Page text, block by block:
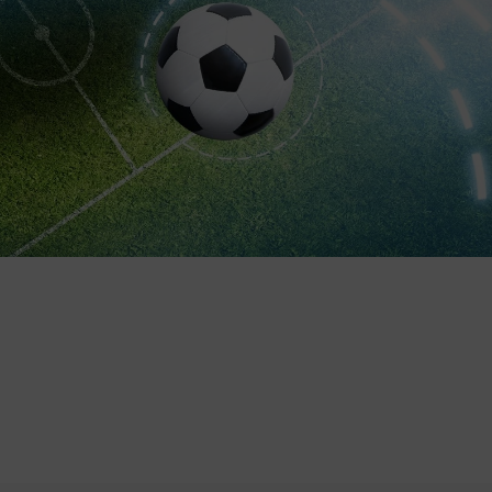
Oto najważniejsze zalety, które
edukacyjne walory dla
oddychający flizelinowy podkład
sympatyczne postaci zwierząt farmy
wysoka odporność materiału na